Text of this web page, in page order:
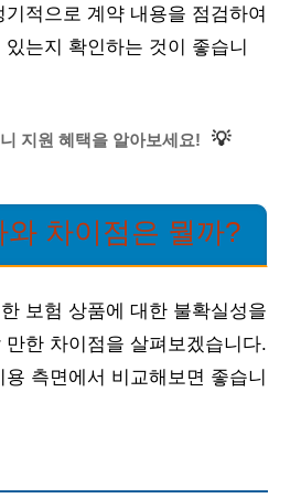
적으로 계약 내용을 점검하여
는지 확인하는 것이 좋습니
지원 혜택을 알아보세요! 💡
와 차이점은 뭘까?
보험 상품에 대한 불확실성을
한 차이점을 살펴보겠습니다.
측면에서 비교해보면 좋습니